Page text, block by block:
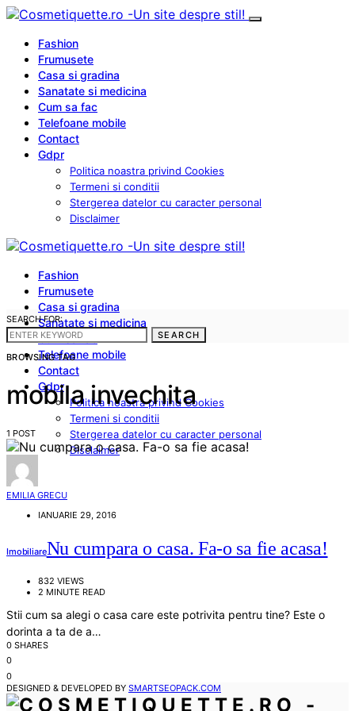
Fashion
Frumusete
Casa si gradina
Sanatate si medicina
Cum sa fac
Telefoane mobile
Contact
Gdpr
Politica noastra privind Cookies
Termeni si conditii
Stergerea datelor cu caracter personal
Disclaimer
Fashion
Frumusete
Casa si gradina
Sanatate si medicina
Cum sa fac
Telefoane mobile
Contact
Gdpr
Politica noastra privind Cookies
Termeni si conditii
Stergerea datelor cu caracter personal
Disclaimer
SEARCH FOR:
SEARCH
BROWSING TAG
mobila invechita
1 POST
EMILIA GRECU
IANUARIE 29, 2016
ImobiliareNu cumpara o casa. Fa-o sa fie acasa!
832 VIEWS
2 MINUTE READ
Stii cum sa alegi o casa care este potrivita pentru tine? Este o
dorinta a ta de a…
0 SHARES
0
0
DESIGNED & DEVELOPED BY SMARTSEOPACK.COM